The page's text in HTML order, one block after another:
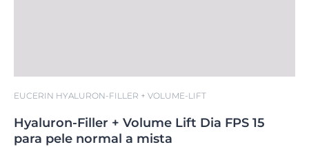
EUCERIN HYALURON-FILLER + VOLUME-LIFT
Hyaluron-Filler + Volume Lift Dia FPS 15
para pele normal a mista